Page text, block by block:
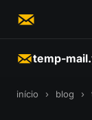
temp-
início › blog ›